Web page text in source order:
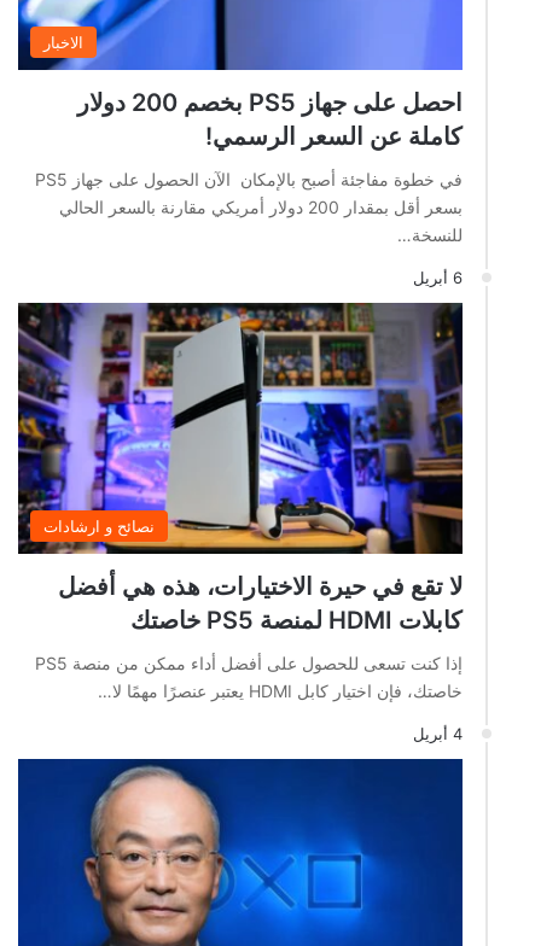
الاخبار
احصل على جهاز PS5 بخصم 200 دولار
كاملة عن السعر الرسمي!
في خطوة مفاجئة أصبح بالإمكان الآن الحصول على جهاز PS5
بسعر أقل بمقدار 200 دولار أمريكي مقارنة بالسعر الحالي
للنسخة…
6 أبريل
نصائح و ارشادات
لا تقع في حيرة الاختيارات، هذه هي أفضل
كابلات HDMI لمنصة PS5 خاصتك
إذا كنت تسعى للحصول على أفضل أداء ممكن من منصة PS5
خاصتك، فإن اختيار كابل HDMI يعتبر عنصرًا مهمًا لا…
4 أبريل